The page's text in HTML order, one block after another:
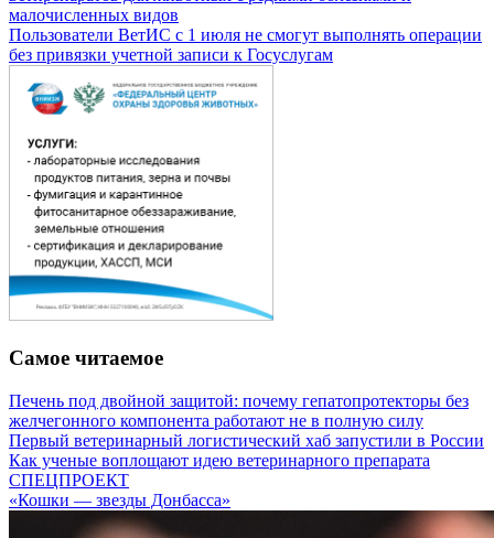
малочисленных видов
Пользователи ВетИС с 1 июля не смогут выполнять операции
без привязки учетной записи к Госуслугам
Самое читаемое
Печень под двойной защитой: почему гепатопротекторы без
желчегонного компонента работают не в полную силу
Первый ветеринарный логистический хаб запустили в России
Как ученые воплощают идею ветеринарного препарата
СПЕЦПРОЕКТ
«Кошки — звезды Донбасса»